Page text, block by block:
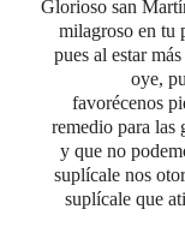
Glorioso san
milagroso en tu
pues al estar
oye,
favorécenos
remedio para las
y que no
suplícale nos
suplícale que